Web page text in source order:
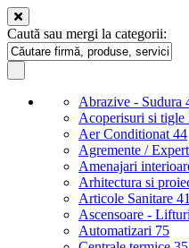
Caută sau mergi la categorii:
Abrazive - Sudura
Acoperisuri si tigle
Aer Conditionat 44
Agremente /
Amenajari
Arhitectura si
Articole Sanitare 41
Ascensoare - Lifturi
Automatizari 75